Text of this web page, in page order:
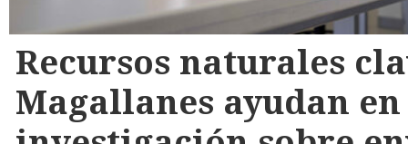
Recursos naturales
Magallanes ayudan